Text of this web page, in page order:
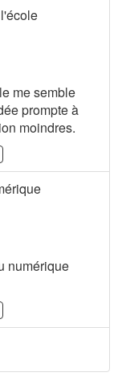
me semble
prompte à
moindres.
numérique